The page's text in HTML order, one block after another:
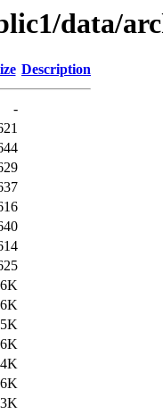
data/
Description
-